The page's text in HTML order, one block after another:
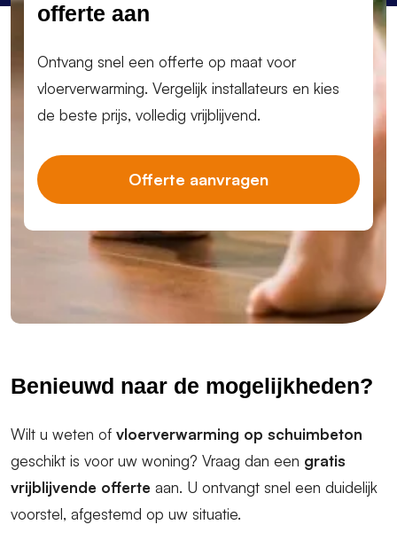
offerte aan
Ontvang snel een offerte op maat voor
vloerverwarming. Vergelijk installateurs en kies
de beste prijs, volledig vrijblijvend.
Offerte aanvragen
Benieuwd naar de mogelijkheden?
Wilt u weten of vloerverwarming op schuimbeton
geschikt is voor uw woning? Vraag dan een gratis
vrijblijvende offerte aan. U ontvangt snel een duidelijk
voorstel, afgestemd op uw situatie.